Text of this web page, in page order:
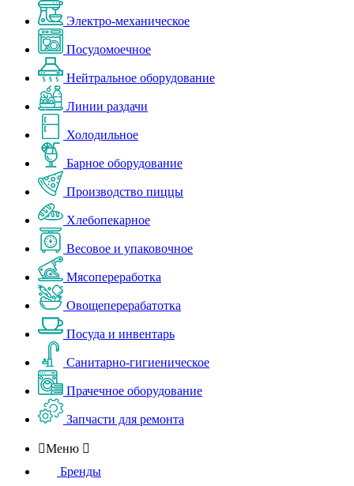
Электро-механическое
Посудомоечное
Нейтральное оборудование
Линии раздачи
Холодильное
Барное оборудование
Производство пиццы
Хлебопекарное
Весовое и упаковочное
Мясопереработка
Овощеперерабатотка
Посуда и инвентарь
Санитарно-гигиеническое
Прачечное оборудование
Запчасти для ремонта
Меню 
Бренды